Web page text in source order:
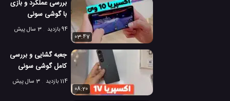
بررسی عملکرد و بازی
با گوشی سونی
اکسپریا 10 وی
94 بازدید
3 سال پیش
03:47
جعبه گشایی و بررسی
کامل گوشی سونی
اکسپریا 1 V
114 بازدید
3 سال پیش
08:20